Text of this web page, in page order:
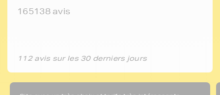
165138 avis
112 avis sur les 30 derniers jours